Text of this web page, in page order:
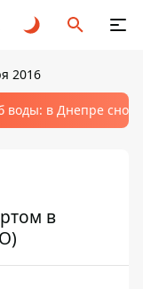
2016
воды: в Днепре
в